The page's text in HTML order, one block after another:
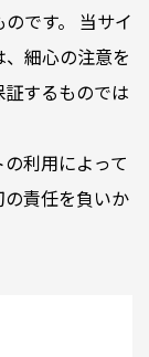
です。 当サイ
細心の注意を
するものでは
利用によって
責任を負いか